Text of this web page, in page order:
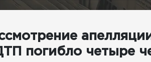
погибло четыре